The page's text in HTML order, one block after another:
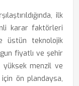
ilk
karar faktörleri
üstün teknolojik
fiyatlı ve şehir
yüksek menzil ve
ön plandaysa,